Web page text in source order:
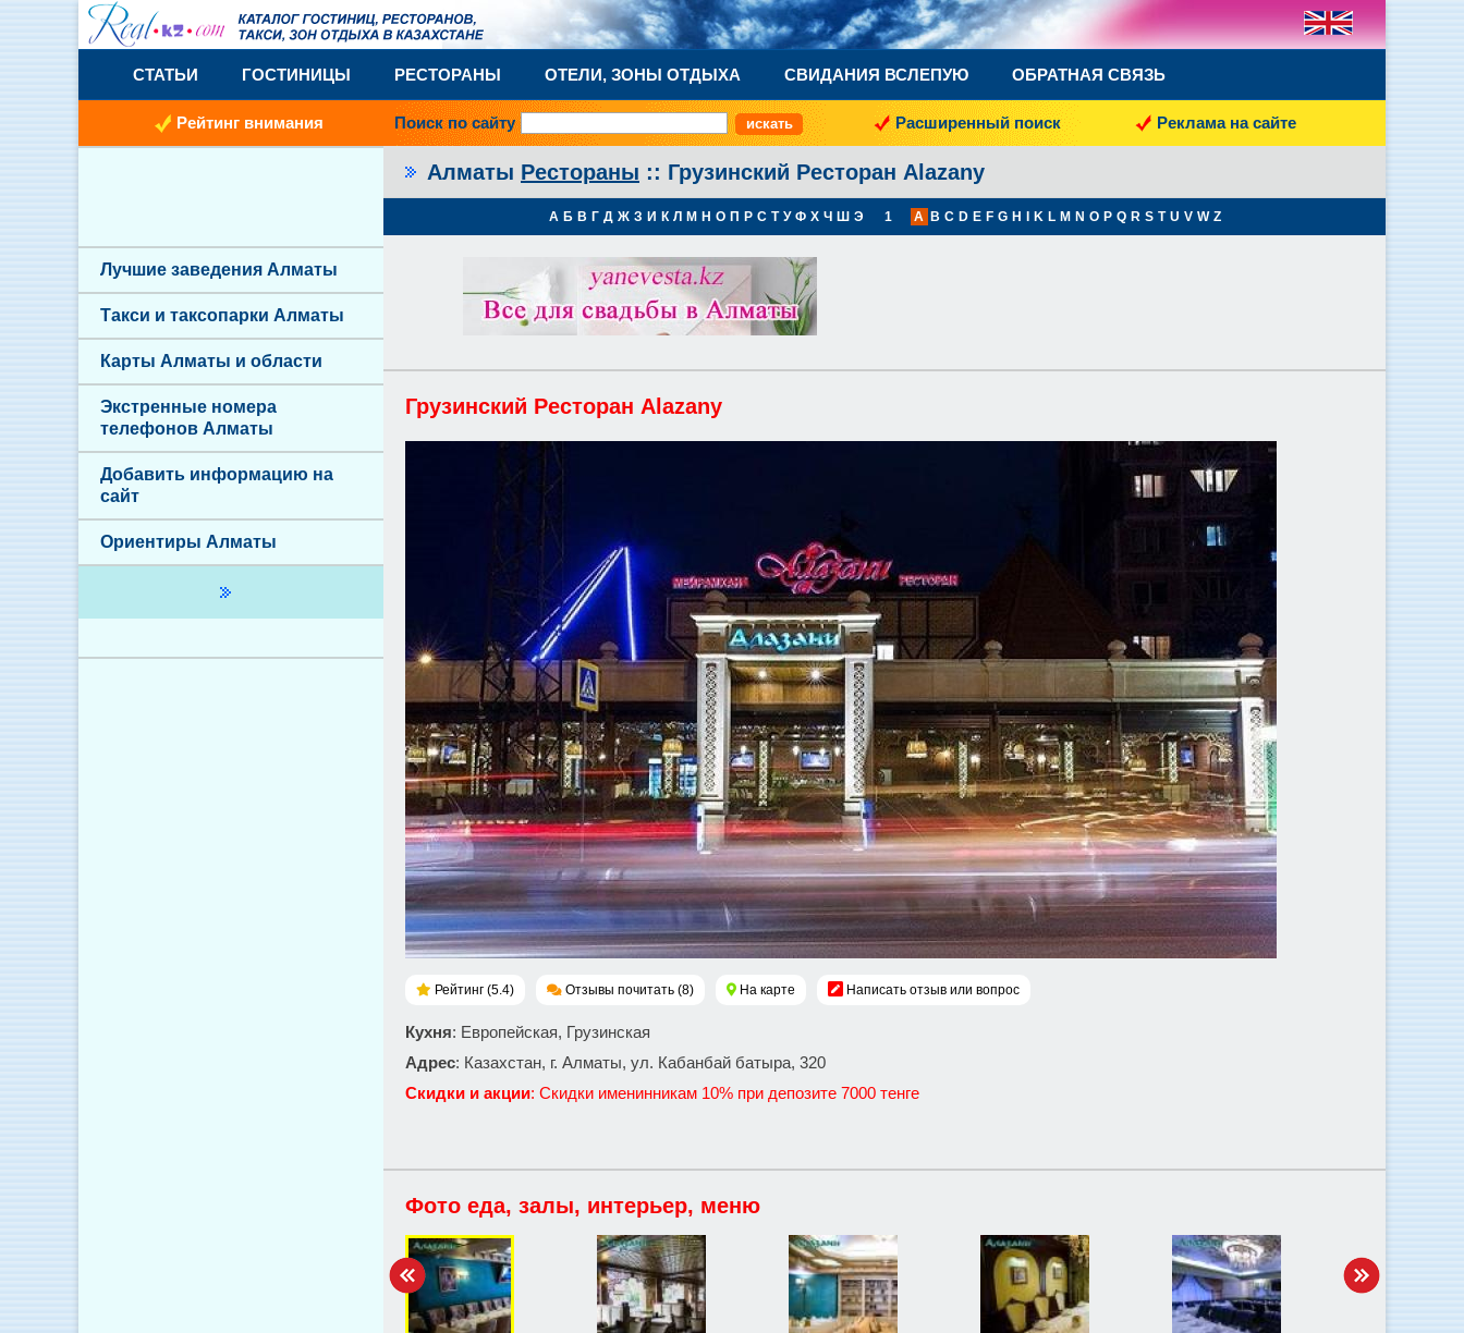
СТАТЬИ ГОСТИНИЦЫ РЕСТОРАНЫ ОТЕЛИ, ЗОНЫ ОТДЫХА СВИДАНИЯ ВСЛЕПУЮ ОБРАТНАЯ СВЯЗЬ
Рейтинг внимания Поиск по сайту Расширенный поиск Реклама на сайте
Алматы Рестораны :: Грузинский Ресторан Alazany
А Б В Г Д Ж З И К Л М Н О П Р С Т У Ф Х Ч Ш Э 1 A B C D E F G H K L M N O P Q R S T U V W Z
Грузинский Ресторан Alazany
Рейтинг (5.4) Отзывы почитать (8) На карте Написать отзыв или вопрос
Кухня: Европейская, Грузинская
Адрес: Казахстан, г. Алматы, ул. Кабанбай батыра, 320
Скидки и акции: Скидки именинникам 10% при депозите 7000 тенге
Фото еда, залы, интерьер, меню
Лучшие заведения Алматы
Такси и таксопарки Алматы
Карты Алматы и области
Экстренные номера
телефонов Алматы
Добавить информацию на
сайт
Ориентиры Алматы